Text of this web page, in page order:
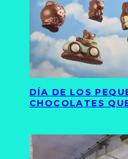
DÍA DE LOS
CHOCOLATES